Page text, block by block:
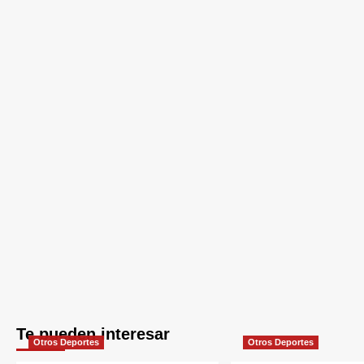
Te pueden interesar
Otros Deportes Otros Deportes